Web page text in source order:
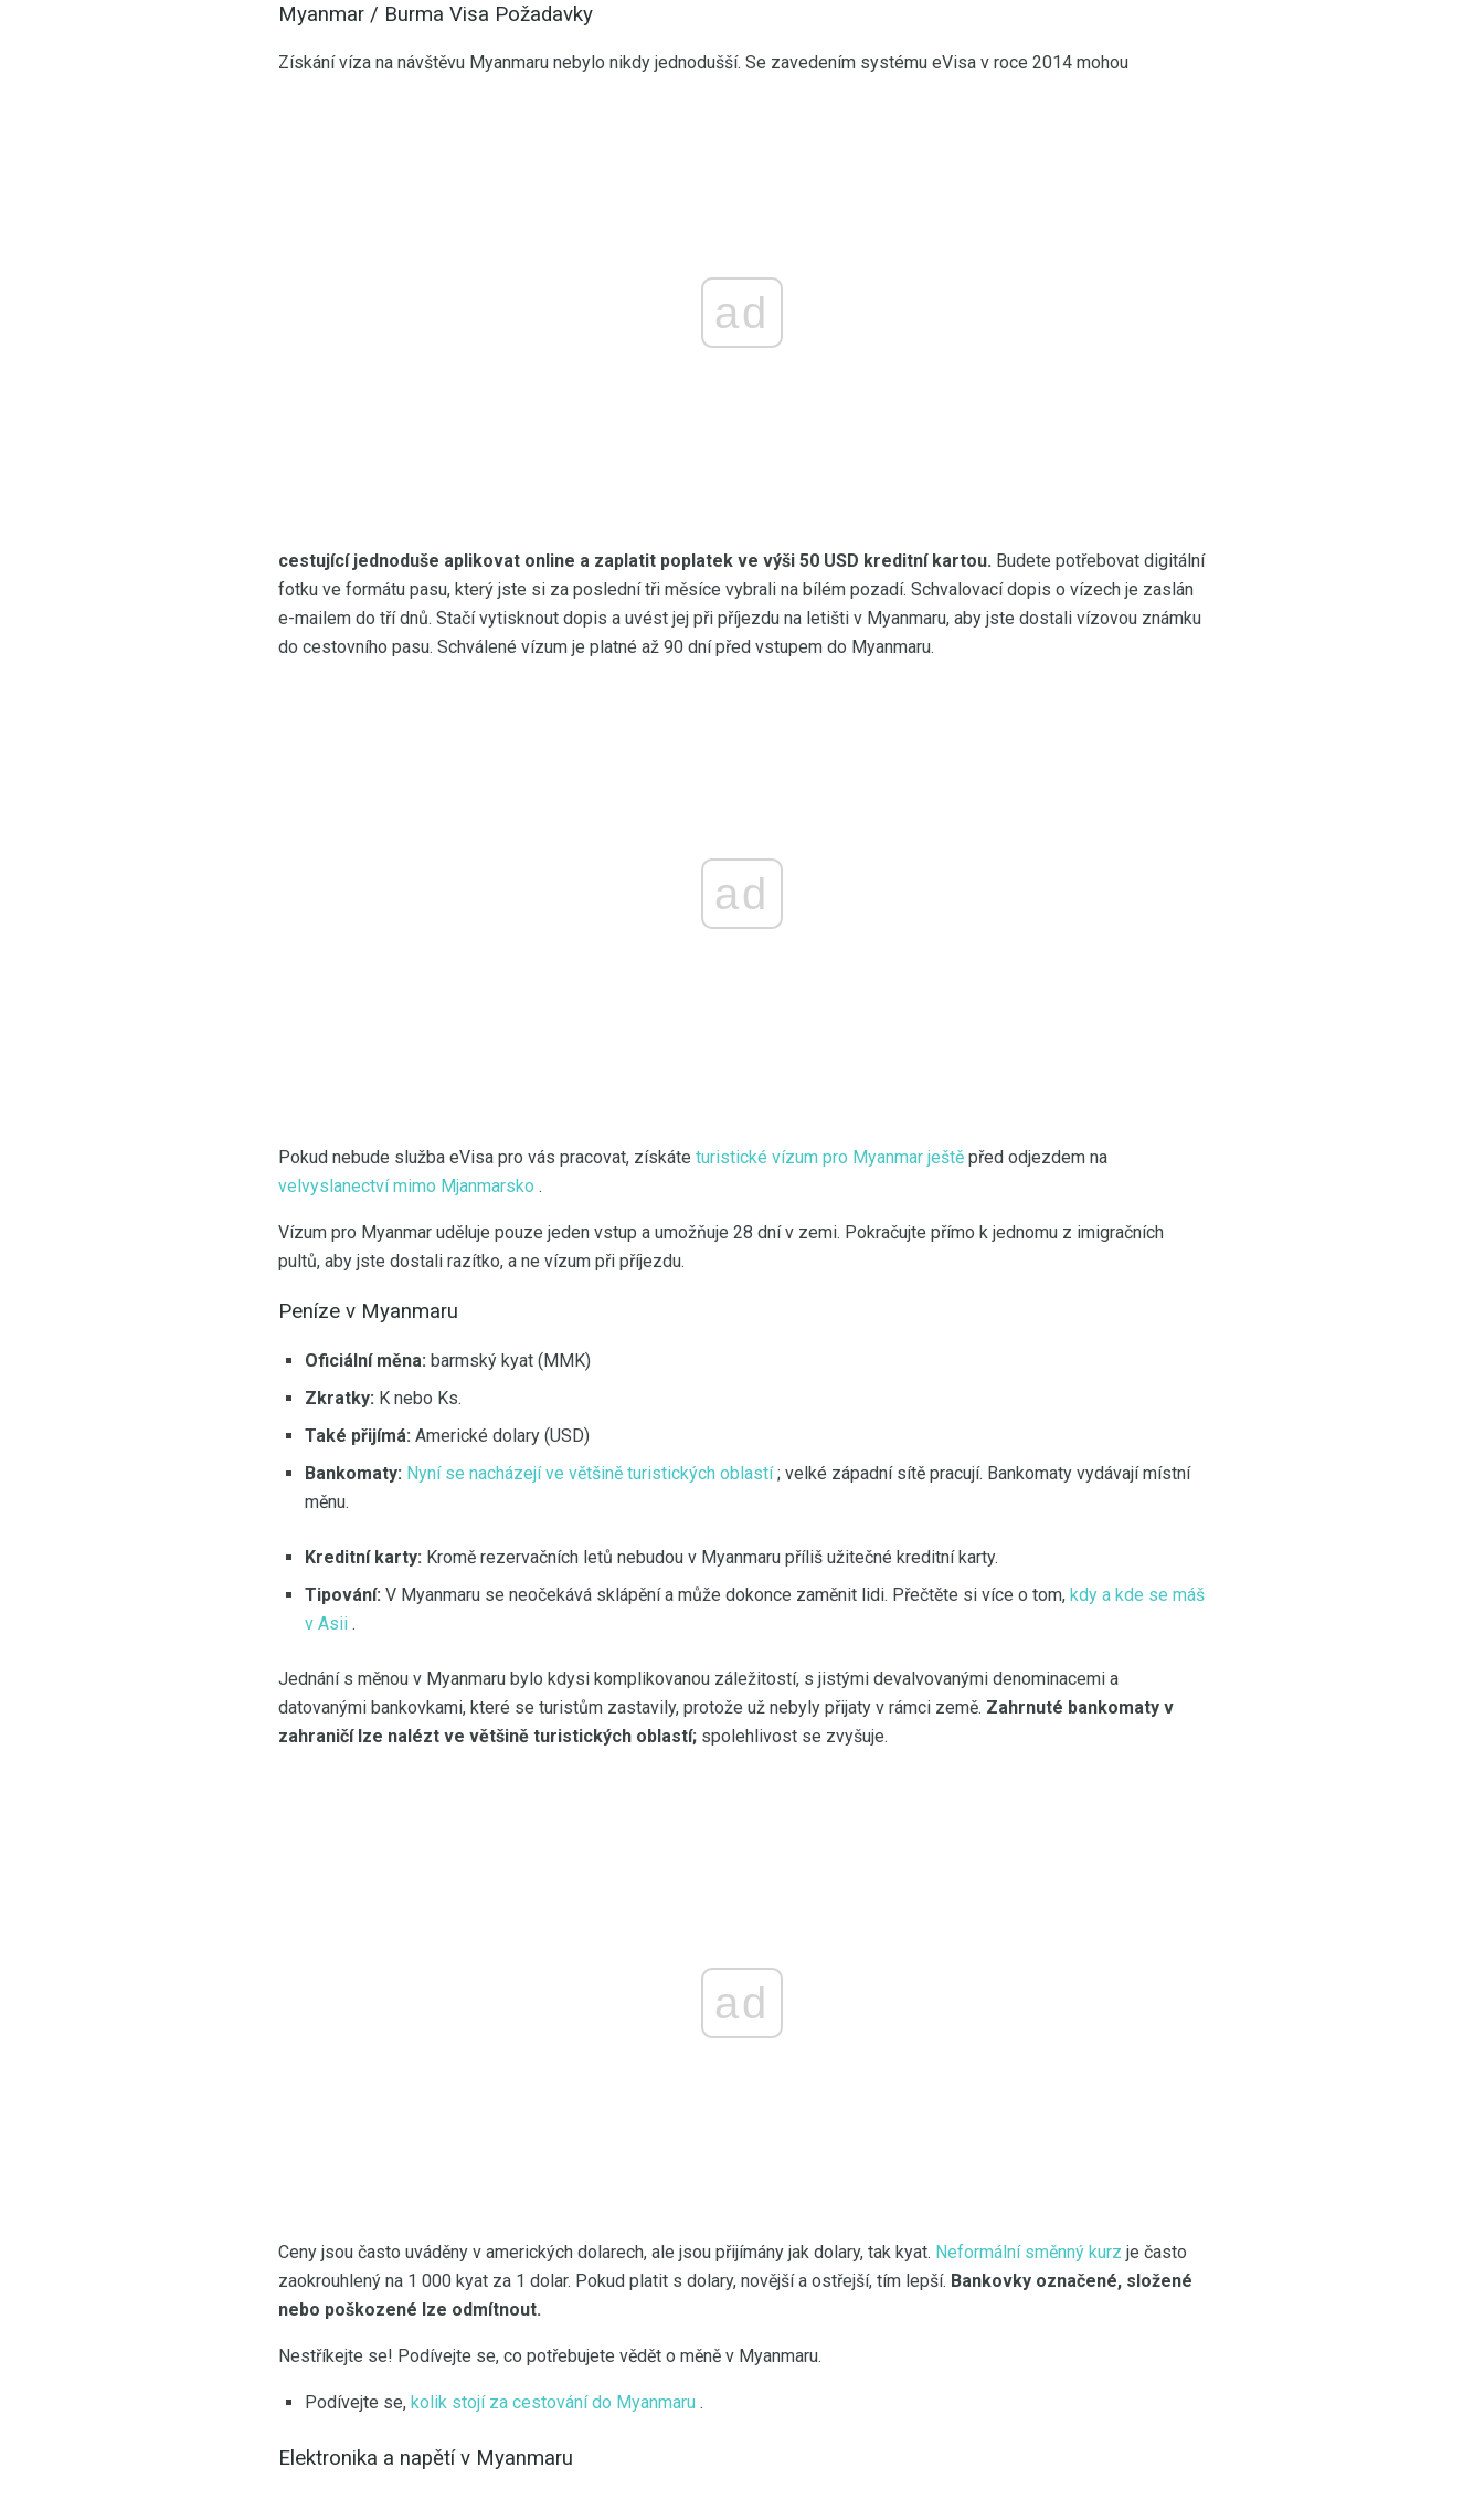
Myanmar / Burma Visa Požadavky
Získání víza na návštěvu Myanmaru nebylo nikdy jednodušší. Se zavedením systému eVisa v roce 2014 mohou
ad
cestující jednoduše aplikovat online a zaplatit poplatek ve výši 50 USD kreditní kartou. Budete potřebovat digitální
fotku ve formátu pasu, který jste si za poslední tři měsíce vybrali na bílém pozadí. Schvalovací dopis o vízech je zaslán
e-mailem do tří dnů. Stačí vytisknout dopis a uvést jej při příjezdu na letišti v Myanmaru, aby jste dostali vízovou známku
do cestovního pasu. Schválené vízum je platné až 90 dní před vstupem do Myanmaru.
ad
Pokud nebude služba eVisa pro vás pracovat, získáte turistické vízum pro Myanmar ještě před odjezdem na
velvyslanectví mimo Mjanmarsko .
Vízum pro Myanmar uděluje pouze jeden vstup a umožňuje 28 dní v zemi. Pokračujte přímo k jednomu z imigračních
pultů, aby jste dostali razítko, a ne vízum při příjezdu.
Peníze v Myanmaru
Oficiální měna: barmský kyat (MMK)
Zkratky: K nebo Ks.
Také přijímá: Americké dolary (USD)
Bankomaty: Nyní se nacházejí ve většině turistických oblastí; velké západní sítě pracují. Bankomaty vydávají místní
měnu.
Kreditní karty: Kromě rezervačních letů nebudou v Myanmaru příliš užitečné kreditní karty.
Tipování: V Myanmaru se neočekává sklápění a může dokonce zaměnit lidi. Přečtěte si více o tom, kdy a kde se máš
v Asii .
Jednání s měnou v Myanmaru bylo kdysi komplikovanou záležitostí, s jistými devalvovanými denominacemi a
datovanými bankovkami, které se turistům zastavily, protože už nebyly přijaty v rámci země. Zahrnuté bankomaty v
zahraničí lze nalézt ve většině turistických oblastí; spolehlivost se zvyšuje.
ad
Ceny jsou často uváděny v amerických dolarech, ale jsou přijímány jak dolary, tak kyat. Neformální směnný kurz je často
zaokrouhlený na 1 000 kyat za 1 dolar. Pokud platit s dolary, novější a ostřejší, tím lepší. Bankovky označené, složené
nebo poškozené lze odmítnout.
Nestříkejte se! Podívejte se, co potřebujete vědět o měně v Myanmaru.
Podívejte se, kolik stojí za cestování do Myanmaru .
Elektronika a napětí v Myanmaru